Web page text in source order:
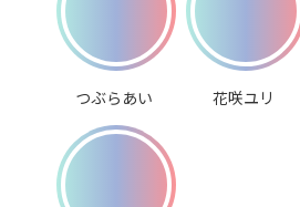
つぶらあい 花咲ユリ